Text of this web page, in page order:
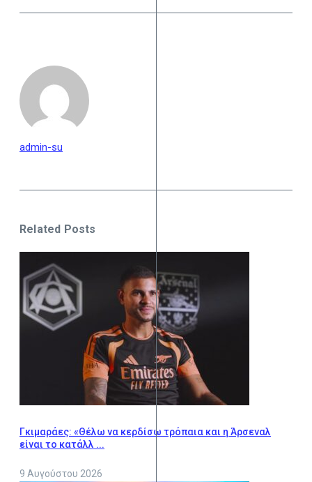
admin-su
Related Posts
Γκιμαράες: «Θέλω να κερδίσω τρόπαια και η Άρσεναλ
είναι το κατάλλ ...
9 Αυγούστου 2026